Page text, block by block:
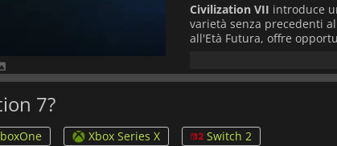
Civilization VII introduce
varietà senza precedenti
all'Età Futura, offre
direttamente sulla
un'Era influenzano le
possono sbloccare bonus
avanzate, mentre le
creatività, la pianificazione
7?
Xbox Series X
Switch 2